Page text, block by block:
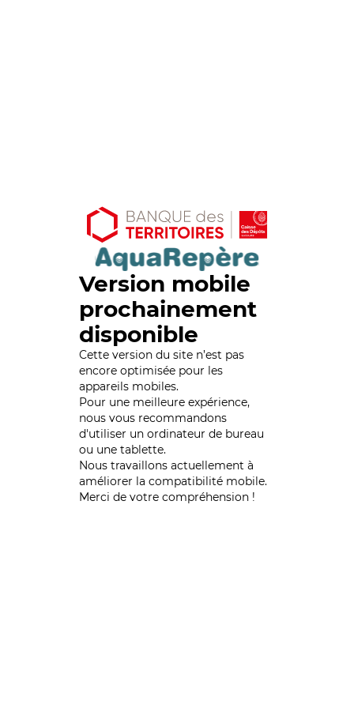
Version mobile
prochainement
disponible
Cette version du site n’est pas
encore optimisée pour les
appareils mobiles.
Pour une meilleure expérience,
nous vous recommandons
d'utiliser un ordinateur de bureau
ou une tablette.
Nous travaillons actuellement à
améliorer la compatibilité mobile.
Merci de votre compréhension !